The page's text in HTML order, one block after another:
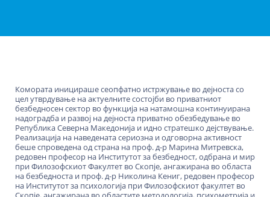
Комората иницираше сеопфатно истржување во дејноста со
цел утврдување на актуелните состојби во приватниот
безбедносен сектор во функција на натамошна континуирана
надоградба и развој на дејноста приватно обезбедување во
Република Северна Македонија и идно стратешко дејствување.
Реализација на наведената сериозна и одговорна активност
беше спроведена од страна на проф. д-р Марина Митревска,
редовен професор на Институтот за безбедност, одбрана и мир
при Филозофскиот Факултет во Скопје, ангажирана во областа
на безбедноста и проф. д-р Николина Кениг, редовен професор
на Институтот за психологија при Филозофскиот факултет во